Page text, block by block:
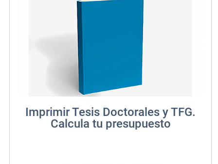
Imprimir Tesis Doctorales y TFG.
Calcula tu presupuesto